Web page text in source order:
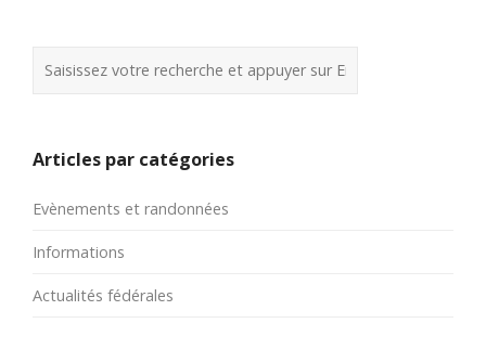
Articles par catégories
Evènements et randonnées
Informations
Actualités fédérales